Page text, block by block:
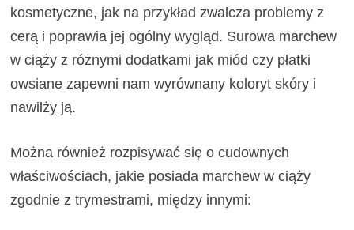
kosmetyczne, jak na przykład zwalcza problemy z
cerą i poprawia jej ogólny wygląd. Surowa marchew
w ciąży z różnymi dodatkami jak miód czy płatki
owsiane zapewni nam wyrównany koloryt skóry i
nawilży ją.
Można również rozpisywać się o cudownych
właściwościach, jakie posiada marchew w ciąży
zgodnie z trymestrami, między innymi: